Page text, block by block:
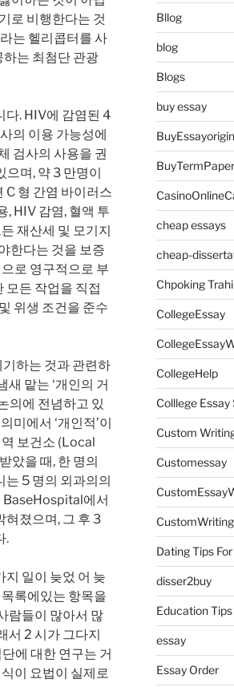
로 비행한다는 것
는 헬리콥터를 사
는 최첨단 관광
다. HIV에 감염된 4
의 이용 가능성에
검사의 사용을 권
며, 약 3 만명이
C 형 간염 바이러스
, HIV 감염, 혈액 투
재산세 및 모기지
한다는 것을 보증
로 영구적으로 부
모든 작업을 직접
위생 조건을 준수
하는 것과 관련하
맡는 ‘개인의 거
의에 전념하고 있
미에서 ‘개인적’이
보건소 (Local
았을 때, 한 명의
5 명의 외과의의
BaseHospital에서
혀졌으며, 그 후 3
.
일이 늦었 어 늦
록에있는 항목을
람들이 많아서 많
서 2 시가 그다지
에 대한 연구는 거
이 요법이 실제로
Bllog
blog
Blogs
buy essay
BuyTermPaper
cheap essays
cheap-
Chpoking
CollegeEssay
CollegeHelp
Colllege Essay
Custom
Customessay
CustomWriting
Dating Tips
disser2buy
Education
essay
Essay Order